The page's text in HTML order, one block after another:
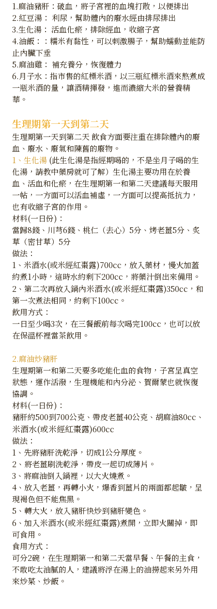
1.麻油豬肝：破血，將子宮裡的血塊打散，以便排出
2.紅豆湯： 利尿，幫助體內的廢水經由排尿排出
3.生化湯： 活血化瘀，排除經血，收縮子宮
4.油飯：：糯米有黏性，可以刺激腸子，幫助蠕動並能防
止內臟下垂
5.麻油雞： 補充養分，恢復體力
​6.月子水：指市售的紅標米酒，以三瓶紅標米酒來熬煮成
一瓶米酒的量，讓酒精揮發，進而濃縮大米的營養精
華。
生理期第一天到第二天
生理期第一天到第二天 飲食方面要注重在排除體內的廢
血、廢水、廢氣和陳舊的廢物。
1、生化湯 (此生化湯是指經期喝的，不是坐月子喝的生
化湯，請教中藥房就可了解）生化湯主要功用在於養
血、活血和化瘀，在生理期第一和第二天建議每天服用
一帖，一方面可以活血補虛，一方面可以提高抵抗力，
也有收縮子宮的作用。
材料(一日份)：
當歸8錢、川芎6錢、桃仁（去心）5分、烤老薑5分、炙
草（密甘草）5分
做法：
1、米酒水(或米經紅棗露)700cc，放入藥材，慢火加蓋
約煮1小時，這時水約剩下200cc，將藥汁倒出來備用。
2、第二次再放入鍋內米酒水(或米經紅棗露)350cc，和
第一次煮法相同，約剩下100cc。
飲用方式：
一日至少喝3次，在三餐飯前每次喝完100cc，也可以放
在保溫杯裡當茶飲用。
2.麻油炒豬肝
生理期第一和第二天要多吃能化血的食物，子宮呈真空
狀態，運作活潑，生理機能和內分泌、賀爾蒙也就恢復
協調。
材料(一日份)：
豬肝約500到700公克、帶皮老薑40公克、胡麻油80cc、
米酒水(或米經紅棗露)600cc
做法：
1、先將豬肝洗乾淨，切成1公分厚度。
2、將老薑刷洗乾淨，帶皮一起切成薄片。
3、將麻油倒入鍋裡，以大火燒煮。
4、放入老薑，再轉小火，爆香到薑片的兩面都起皺，呈
現褐色但不能焦黑。
5、轉大火，放入豬肝快炒到豬肝變色。
6、加入米酒水(或米經紅棗露)煮開，立即火關掉，即
可食用。
食用方式：
可分2碗，在生理期第一和第二天當早餐、午餐的主食，
不敢吃太油膩的人，建議將浮在湯上的油撈起來另外用
來炒菜、炒飯。